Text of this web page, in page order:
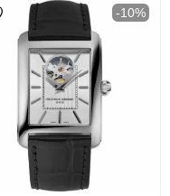
72 tiếng 60 tiếng
-10%